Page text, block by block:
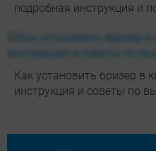
подробная инструкция и
Как установить бризер в
инструкция и советы по